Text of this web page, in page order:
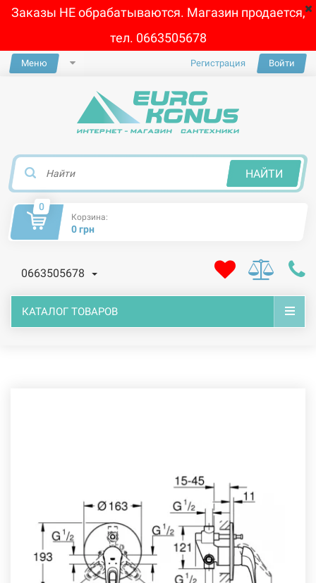
Заказы НЕ обрабатываются. Магазин продается,
тел. 0663505678
Меню Регистрация Войти
НАЙТИ
0
Корзина:
0 грн
0663505678
КАТАЛОГ ТОВАРОВ